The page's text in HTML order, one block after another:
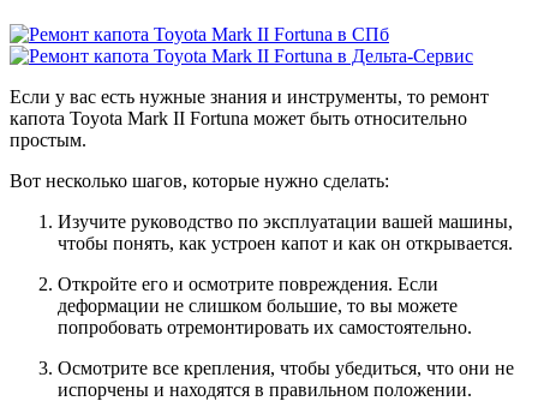
Если у вас есть нужные знания и инструменты, то ремонт
капота Toyota Mark II Fortuna может быть относительно
простым.
Вот несколько шагов, которые нужно сделать:
Изучите руководство по эксплуатации вашей машины,
чтобы понять, как устроен капот и как он открывается.
Откройте его и осмотрите повреждения. Если
деформации не слишком большие, то вы можете
попробовать отремонтировать их самостоятельно.
Осмотрите все крепления, чтобы убедиться, что они не
испорчены и находятся в правильном положении.